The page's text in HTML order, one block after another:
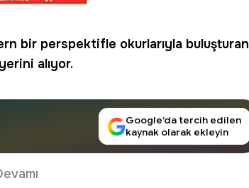
bir perspektifle okurlarıyla buluşturan
alıyor.
Google’da tercih edilen
kaynak olarak ekleyin